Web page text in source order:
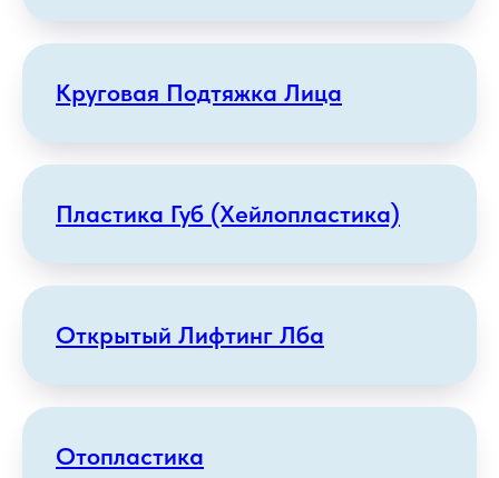
Круговая Подтяжка Лица
Пластика Губ (хейлопластика)
Открытый Лифтинг Лба
Отопластика